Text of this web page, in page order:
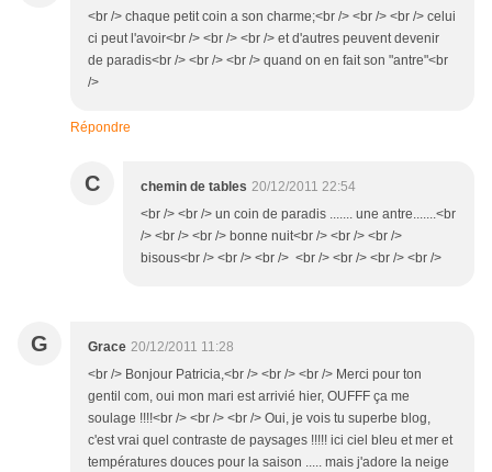
<br /> chaque petit coin a son charme;<br /> <br /> <br /> celui
ci peut l'avoir<br /> <br /> <br /> et d'autres peuvent devenir
de paradis<br /> <br /> <br /> quand on en fait son "antre"<br
/>
Répondre
C chemin de tables 20/12/2011 22:54
<br /> <br /> un coin de paradis ....... une antre.......<br
/> <br /> <br /> bonne nuit<br /> <br /> <br />
bisous<br /> <br /> <br /> <br /> <br /> <br /> <br />
G Grace 20/12/2011 11:28
<br /> Bonjour Patricia,<br /> <br /> <br /> Merci pour ton
gentil com, oui mon mari est arrivié hier, OUFFF ça me
soulage !!!!<br /> <br /> <br /> Oui, je vois tu superbe blog,
c'est vrai quel contraste de paysages !!!!! ici ciel bleu et mer et
températures douces pour la saison ..... mais j'adore la neige